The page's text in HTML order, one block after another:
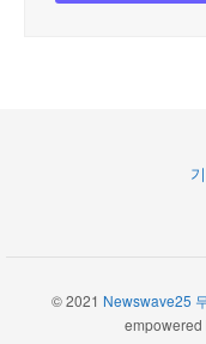
© 2021 Newswave25
empowered